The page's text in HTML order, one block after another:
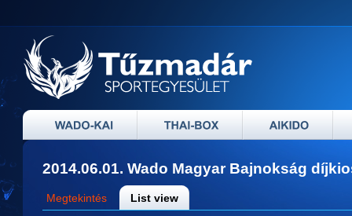
2014.06.01. Wado Magyar Bajnokság
Megtekintés List view